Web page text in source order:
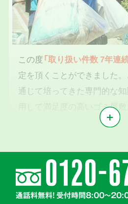
この度「取り扱い件数 7年連
定を頂くことができました
通じて培ってきた専門的な
用して満足度の高いゴミ屋
2
気持ちに寄り添
親切丁寧な対応
通話料無料! 受付時間8:00～